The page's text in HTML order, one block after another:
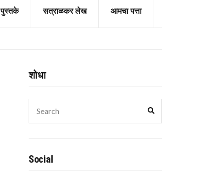
c
h
पुस्तके सत्राळकर लेख आमचा पत्ता
शोधा
for:
Social